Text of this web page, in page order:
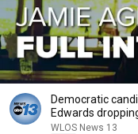
Democratic
Edwards
INTERVIEW)
WLOS News 13